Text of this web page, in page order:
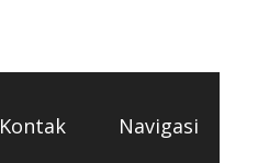
Kontak Navigasi